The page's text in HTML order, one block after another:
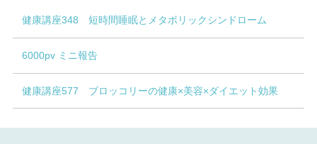
健康講座348 短時間睡眠とメタボリックシンドローム
6000pv ミニ報告
健康講座577 ブロッコリーの健康×美容×ダイエット効果